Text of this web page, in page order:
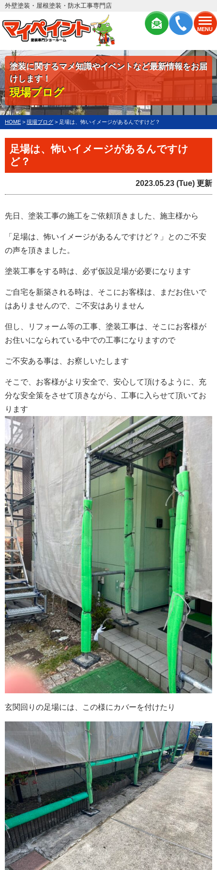
MENU
外壁塗装・屋根塗装・防水工事専門店
塗装に関するマメ知識やイベントなど最新情報をお届
けします！
現場ブログ
HOME > 現場ブログ > 足場は、怖いイメージがあるんですけど？
足場は、怖いイメージがあるんですけ
ど？
2023.05.23 (Tue) 更新
先日、塗装工事の施工をご依頼頂きました、施主様から
「足場は、怖いイメージがあるんですけど？」とのご不安
の声を頂きました。
塗装工事をする時は、必ず仮設足場が必要になります
ご自宅を新築される時は、そこにお客様は、まだお住いで
はありませんので、ご不安はありません
但し、リフォーム等の工事、塗装工事は、そこにお客様が
お住いになられている中での工事になりますので
ご不安ある事は、お察しいたします
そこで、お客様がより安全で、安心して頂けるように、充
分な安全策をさせて頂きながら、工事に入らせて頂いてお
ります
玄関回りの足場には、この様にカバーを付けたり